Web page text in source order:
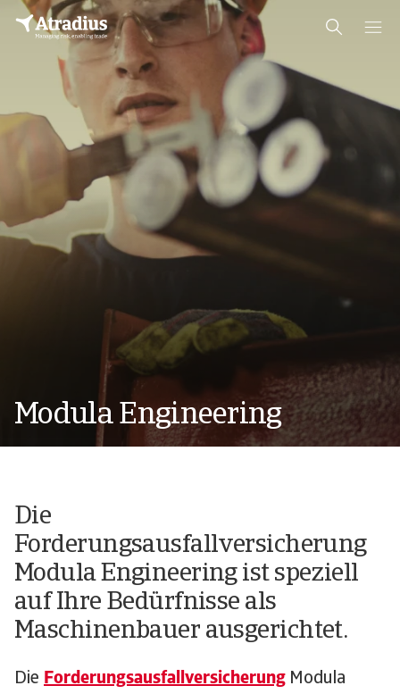
Modula Engineering
Die
Forderungsausfallversicherung
Modula Engineering ist speziell
auf Ihre Bedürfnisse als
Maschinenbauer ausgerichtet.
Die Forderungsausfallversicherung Modula